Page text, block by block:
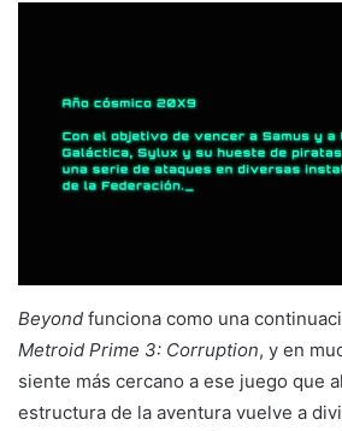
Beyond funciona como una
Metroid Prime 3: Corruption, y en
siente más cercano a ese juego que
estructura de la aventura vuelve a